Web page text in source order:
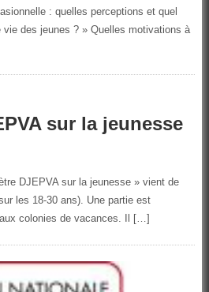
: quelles perceptions et quel
vie des jeunes ? » Quelles motivations à
sur la jeunesse
DJEPVA sur la jeunesse » vient de
les 18-30 ans). Une partie est
colonies de vacances. Il […]